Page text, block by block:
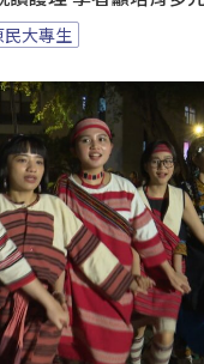
民大專生